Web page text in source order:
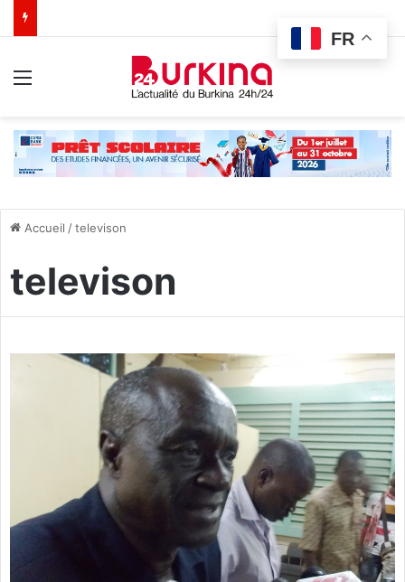
Accueil /televison
televison
FR